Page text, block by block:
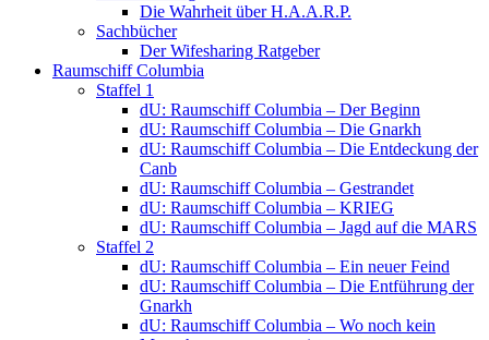
Die Wahrheit über H.A.A.R.P.
Sachbücher
Der Wifesharing Ratgeber
Raumschiff Columbia
Staffel 1
dU: Raumschiff Columbia – Der Beginn
dU: Raumschiff Columbia – Die Gnarkh
dU: Raumschiff Columbia – Die Entdeckung der
Canb
dU: Raumschiff Columbia – Gestrandet
dU: Raumschiff Columbia – KRIEG
dU: Raumschiff Columbia – Jagd auf die MARS
Staffel 2
dU: Raumschiff Columbia – Ein neuer Feind
dU: Raumschiff Columbia – Die Entführung der
Gnarkh
dU: Raumschiff Columbia – Wo noch kein